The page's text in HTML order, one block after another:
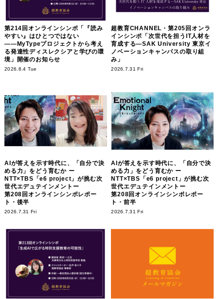
第214回オンラインシンポ「『読み
やすい』はひとつではない
――MyTypeプロジェクトから考え
る発達性ディスレクシアと学びの環
境」開催のお知らせ
2026.8.4 Tue
超教育CHANNEL・第205回オンラ
インシンポ「次世代を担うIT人材を
育成する―SAK University 東京イ
ノベーションキャンパスの取り組
み」
2026.7.31 Fri
AIが答えを示す時代に、「自分で決
める力」をどう育むか ー
NTT×TBS「e6 project」が挑む次
世代エデュテインメントー
第208回オンラインシンポレポー
ト・後半
2026.7.31 Fri
AIが答えを示す時代に、「自分で決
める力」をどう育むか ー
NTT×TBS「e6 project」が挑む次
世代エデュテインメントー
第208回オンラインシンポレポー
ト・前半
2026.7.31 Fri